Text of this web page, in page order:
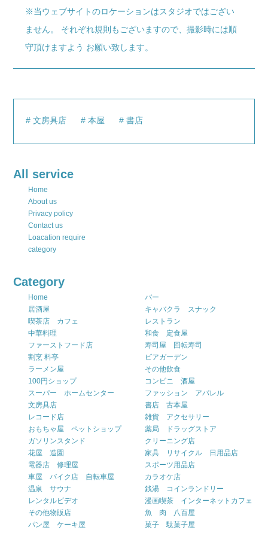
※当ウェブサイトのロケーションはスタジオではござい
ません。 それぞれ規則もございますので、撮影時には順
守頂けますよう お願い致します。
文房具店 本屋 書店
All service
Home
About us
Privacy policy
Contact us
Loacation require
category
Category
Home
バー
居酒屋
キャバクラ スナック
喫茶店 カフェ
レストラン
中華料理
和食 定食屋
ファーストフード店
寿司屋 回転寿司
割烹 料亭
ビアガーデン
ラーメン屋
その他飲食
100円ショップ
コンビニ 酒屋
スーパー ホームセンター
ファッション アパレル
文房具店
書店 古本屋
レコード店
雑貨 アクセサリー
おもちゃ屋 ペットショップ
薬局 ドラッグストア
ガソリンスタンド
クリーニング店
花屋 造園
家具 リサイクル 日用品店
電器店 修理屋
スポーツ用品店
車屋 バイク店 自転車屋
カラオケ店
温泉 サウナ
銭湯 コインランドリー
レンタルビデオ
漫画喫茶 インターネットカフェ
その他物販店
魚 肉 八百屋
パン屋 ケーキ屋
菓子 駄菓子屋